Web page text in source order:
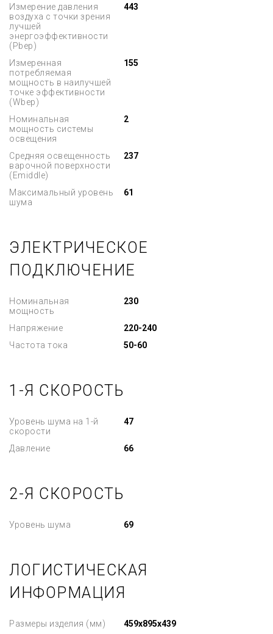
Измерение давления
воздуха с точки зрения
лучшей
энергоэффективности
(Pbep)
443
Измеренная
потребляемая
мощность в наилучшей
точке эффективности
(Wbep)
155
Номинальная
мощность системы
освещения
2
Средняя освещенность
варочной поверхности
(Emiddle)
237
Максимальный уровень
шума
61
ЭЛЕКТРИЧЕСКОЕ
ПОДКЛЮЧЕНИЕ
Номинальная
мощность
230
Напряжение
220-240
Частота тока
50-60
1-Я СКОРОСТЬ
Уровень шума на 1-й
скорости
47
Давление 66
2-Я СКОРОСТЬ
Уровень шума 69
ЛОГИСТИЧЕСКАЯ
ИНФОРМАЦИЯ
Размеры изделия (мм)
459x895x439